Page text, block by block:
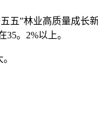
”林业高质量成长
。2%以上。